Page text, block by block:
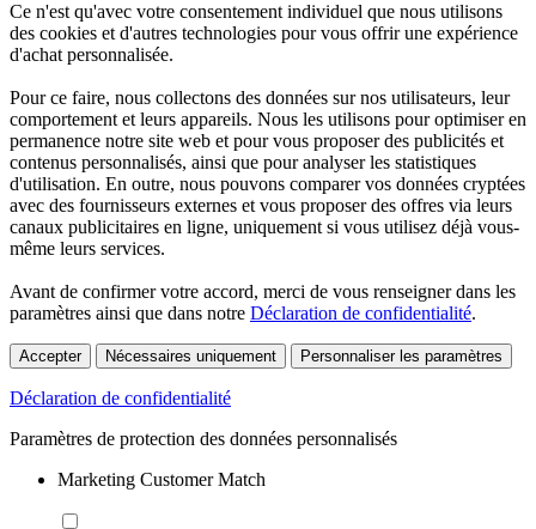
Ce n'est qu'avec votre consentement individuel que nous utilisons
des cookies et d'autres technologies pour vous offrir une expérience
d'achat personnalisée.
Pour ce faire, nous collectons des données sur nos utilisateurs, leur
comportement et leurs appareils. Nous les utilisons pour optimiser en
permanence notre site web et pour vous proposer des publicités et
contenus personnalisés, ainsi que pour analyser les statistiques
d'utilisation. En outre, nous pouvons comparer vos données cryptées
avec des fournisseurs externes et vous proposer des offres via leurs
canaux publicitaires en ligne, uniquement si vous utilisez déjà vous-
même leurs services.
Avant de confirmer votre accord, merci de vous renseigner dans les
paramètres ainsi que dans notre Déclaration de confidentialité.
Accepter Nécessaires uniquement Personnaliser les paramètres
Déclaration de confidentialité
Paramètres de protection des données personnalisés
Marketing Customer Match